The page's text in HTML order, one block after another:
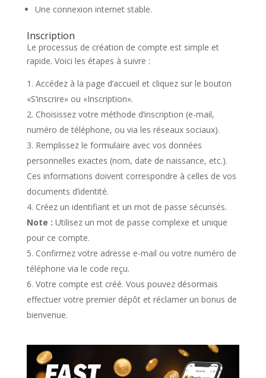
Une connexion internet stable.
Inscription
Le processus de création de compte est simple et
rapide. Voici les étapes à suivre :
Accédez à la page d’accueil et cliquez sur le bouton
«S’inscrire» ou «Inscription».
Choisissez votre méthode d’inscription (e-mail,
numéro de téléphone, ou via les réseaux sociaux).
Remplissez le formulaire avec vos données
personnelles exactes (nom, date de naissance, etc.).
Ces informations doivent correspondre à celles de vos
documents d’identité.
Créez un identifiant et un mot de passe sécurisés.
Note : Utilisez un mot de passe complexe et unique
pour ce compte.
Confirmez votre adresse e-mail ou votre numéro de
téléphone via le code reçu.
Votre compte est créé. Vous pouvez désormais
effectuer votre premier dépôt et réclamer un bonus de
bienvenue.